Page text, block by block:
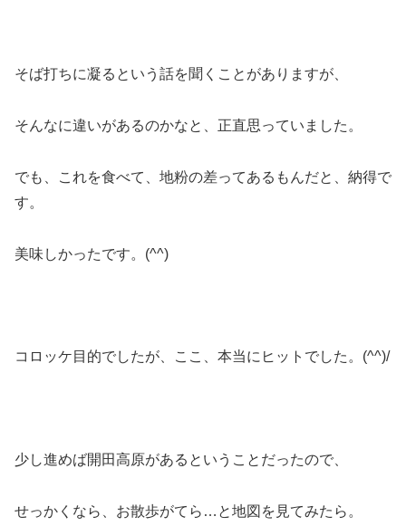
そば打ちに凝るという話を聞くことがありますが、
そんなに違いがあるのかなと、正直思っていました。
でも、これを食べて、地粉の差ってあるもんだと、納得で
す。
美味しかったです。(^^)
コロッケ目的でしたが、ここ、本当にヒットでした。(^^)/
少し進めば開田高原があるということだったので、
せっかくなら、お散歩がてら…と地図を見てみたら。